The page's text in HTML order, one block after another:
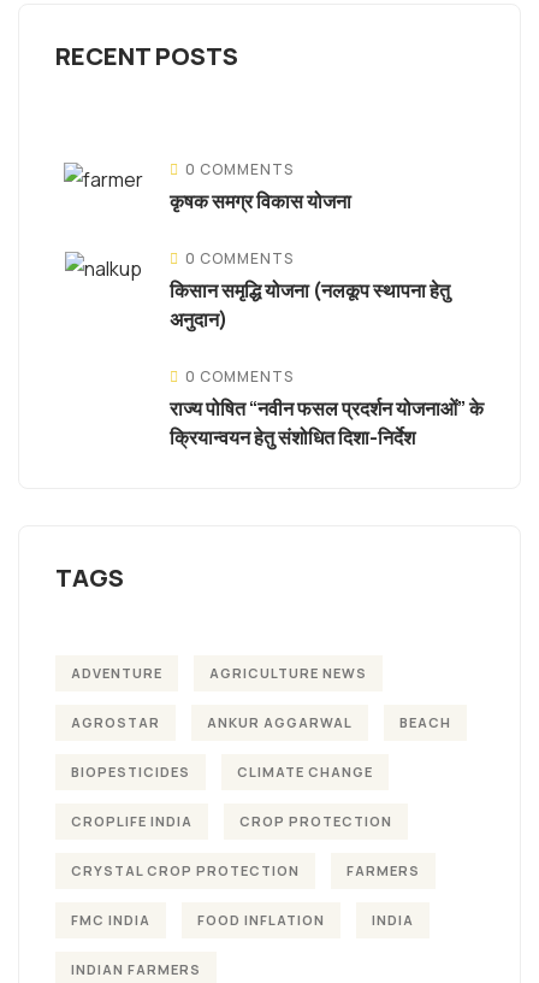
RECENT POSTS
0 COMMENTS
कृषक समग्र विकास योजना
0 COMMENTS
किसान समृद्धि योजना (नलकूप स्थापना हेतु
अनुदान)
0 COMMENTS
राज्य पोषित “नवीन फसल प्रदर्शन योजनाओं” के
क्रियान्वयन हेतु संशोधित दिशा-निर्देश
TAGS
ADVENTURE AGRICULTURE NEWS
AGROSTAR ANKUR AGGARWAL BEACH
BIOPESTICIDES CLIMATE CHANGE
CROPLIFE INDIA CROP PROTECTION
CRYSTAL CROP PROTECTION FARMERS
FMC INDIA FOOD INFLATION INDIA
INDIAN FARMERS